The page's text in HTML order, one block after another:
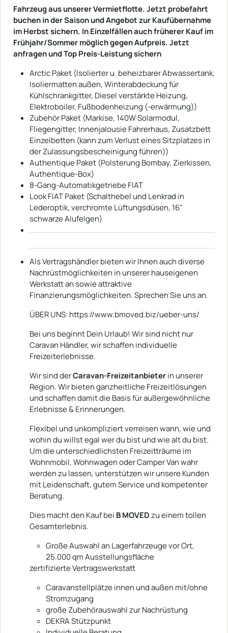
Fahrzeug aus unserer Vermietflotte. Jetzt probefahrt
buchen in der Saison und Angebot zur Kaufübernahme
im Herbst sichern. In Einzelfällen auch früherer Kauf im
Frühjahr/Sommer möglich gegen Aufpreis. Jetzt
anfragen und Top Preis-Leistung sichern
Arctic Paket (Isolierter u. beheizbarer Abwassertank,
Isoliermatten außen, Winterabdeckung für
Kühlschrankgitter, Diesel verstärkte Heizung,
Elektroboiler, Fußbodenheizung (-erwärmung))
Zubehör Paket (Markise, 140W Solarmodul,
Fliegengitter, Innenjalousie Fahrerhaus, Zusatzbett
Einzelbetten (kann zum Verlust eines Sitzplatzes in
der Zulassungsbescheinigung führen))
Authentique Paket (Polsterung Bombay, Zierkissen,
Authentique-Box)
8-Gang-Automatikgetriebe FIAT
Look FIAT Paket (Schalthebel und Lenkrad in
Lederoptik, verchromte Lüftungsdüsen, 16"
schwarze Alufelgen)
Als Vertragshändler bieten wir Ihnen auch diverse
Nachrüstmöglichkeiten in unserer hauseigenen
Werkstatt an sowie attraktive
Finanzierungsmöglichkeiten. Sprechen Sie uns an.
ÜBER UNS: https://www.bmoved.biz/ueber-uns/
Bei uns beginnt Dein Urlaub! Wir sind nicht nur
Caravan Händler, wir schaffen individuelle
Freizeiterlebnisse.
Wir sind derCaravan-Freizeitanbieterin unserer
Region. Wir bieten ganzheitliche Freizeitlösungen
und schaffen damit die Basis für außergewöhnliche
Erlebnisse & Erinnerungen.
Flexibel und unkompliziert verreisen wann, wie und
wohin du willst egal wer du bist und wie alt du bist.
Um die unterschiedlichsten Freizeitträume im
Wohnmobil, Wohnwagen oder Camper Van wahr
werden zu lassen, unterstützen wir unsere Kunden
mit Leidenschaft, gutem Service und kompetenter
Beratung.
Dies macht den Kauf bei B MOVEDzu einem tollen
Gesamterlebnis.
Große Auswahl an Lagerfahrzeuge vor Ort,
25.000 qm Ausstellungsfläche
zertifizierte Vertragswerkstatt
Caravanstellplätze innen und außen mit/ohne
Stromzugang
große Zubehörauswahl zur Nachrüstung
DEKRA Stützpunkt